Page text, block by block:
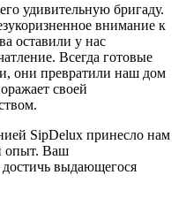
удивительную бригаду.
внимание к
оставили у нас
Всегда готовые
они превратили наш дом
своей
SipDelux принесло нам
опыт. Ваш
выдающегося